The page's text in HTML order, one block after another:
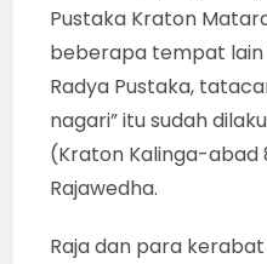
Pustaka Kraton
beberapa tempat lain
Radya Pustaka,
nagari” itu sudah
(Kraton Kalinga-abad
Rajawedha.
Raja dan para